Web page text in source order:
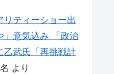
リティーショー出
」意気込み 「政治
乙武氏「再挑戦計
より